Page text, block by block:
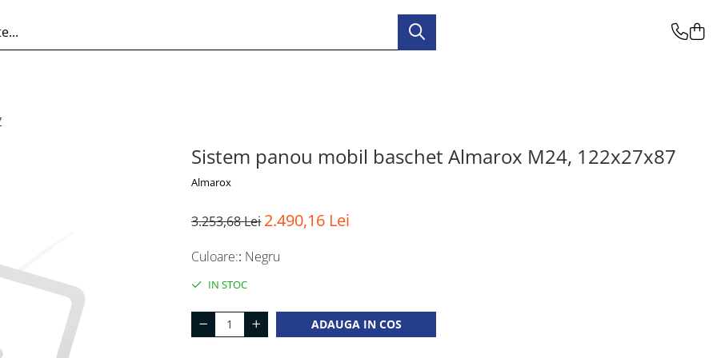
Sistem panou mobil baschet Almarox M24, 122x27x87
Almarox
3.253,68 Lei 2.490,16 Lei
Culoare:: Negru
IN STOC
ADAUGA IN COS